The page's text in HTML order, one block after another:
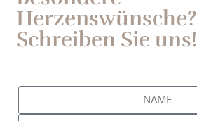
Herzenswünsche?
Schreiben Sie uns!